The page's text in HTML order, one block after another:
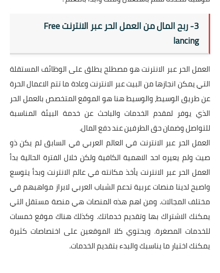
3- ربح المال من العمل الحر عبر الانترنت
Free
lancing
العمل الحر عبر الانترنت هو مصطلح يطلق على الوظائف المستقلة
التي يمكن انجازها من البيت عبر الانترنت وعادة ما تتم الاعمال الحرة
عن طريق الوسيط، والوسيط هنا هو الموقع المتخصص بالعمل الحر
الذي يوفر لمقدم الخدمات والباحث عن خدمة البيئة المناسبة
للتواصل وضمان حق الطرفين عند دفع المال.
العمل الحر عبر الانترنت في العالم العربي في السابق لم يكن ذو
صيت ولم يعيره احد الاهمية الكافية ولكن خلال الفترة الحالية بدأ
العمل الحر عبر الانترنت يأخذ مكانته في عالم الانترنت وبدأ يتوسع
واصبح لدينا منصات عربية تدعم الشباب العربي لابراز مواهبهم في
مختلف المجالات. ومن اهم هذه المنصات هي منصة مستقلالتي
يمكنك الاشتراك بها وتقديم خدماتك. وكذلك هناك موقعخمسات
للخدمات المصغرة. ويحتوي كلا الموقعين على اختصاصات كثيرة
يمكنك اختيار ما يناسبك والبدء بتقديم الخدمات.